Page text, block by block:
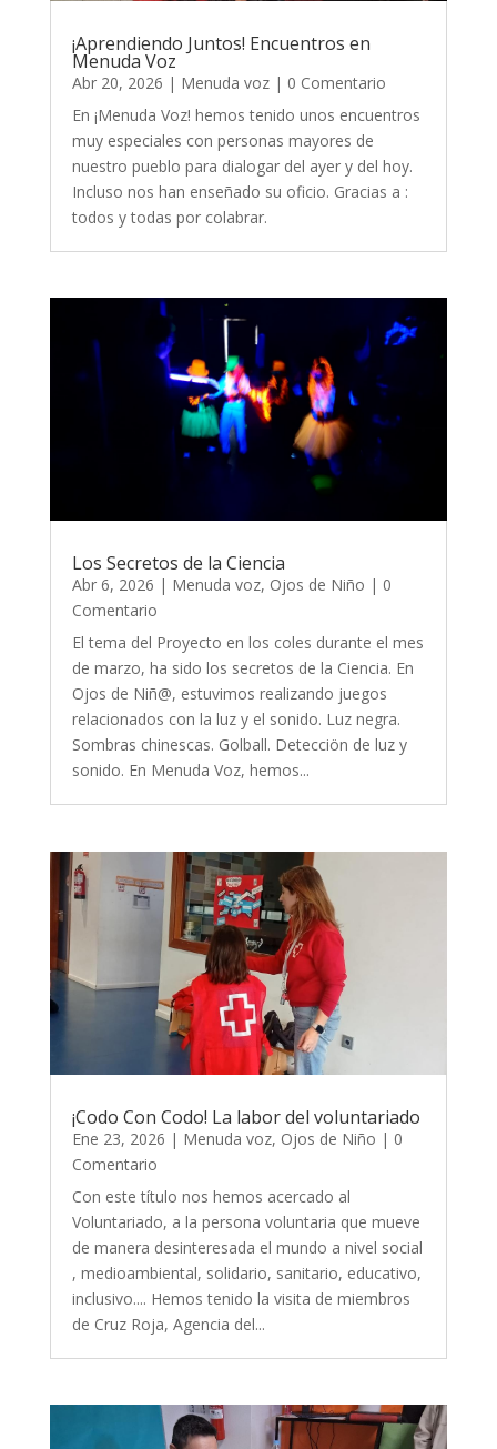
¡Aprendiendo Juntos! Encuentros en
Menuda Voz
Abr 20, 2026 | Menuda voz| 0 Comentario
En ¡Menuda Voz! hemos tenido unos encuentros
muy especiales con personas mayores de
nuestro pueblo para dialogar del ayer y del hoy.
Incluso nos han enseñado su oficio. Gracias a :
todos y todas por colabrar.
Los Secretos de la Ciencia
Abr 6, 2026 | Menuda voz, Ojos de Niño | 0
Comentario
El tema del Proyecto en los coles durante el mes
de marzo, ha sido los secretos de la Ciencia. En
Ojos de Niñ@, estuvimos realizando juegos
relacionados con la luz y el sonido. Luz negra.
Sombras chinescas. Golball. Detecciön de luz y
sonido. En Menuda Voz, hemos...
¡Codo Con Codo! La labor del voluntariado
Ene 23, 2026 | Menuda voz, Ojos de Niño | 0
Comentario
Con este título nos hemos acercado al
Voluntariado, a la persona voluntaria que mueve
de manera desinteresada el mundo a nivel social
, medioambiental, solidario, sanitario, educativo,
inclusivo.... Hemos tenido la visita de miembros
de Cruz Roja, Agencia del...